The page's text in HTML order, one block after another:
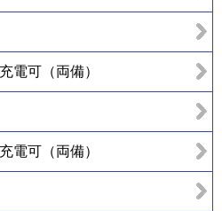
電可（両備）
電可（両備）